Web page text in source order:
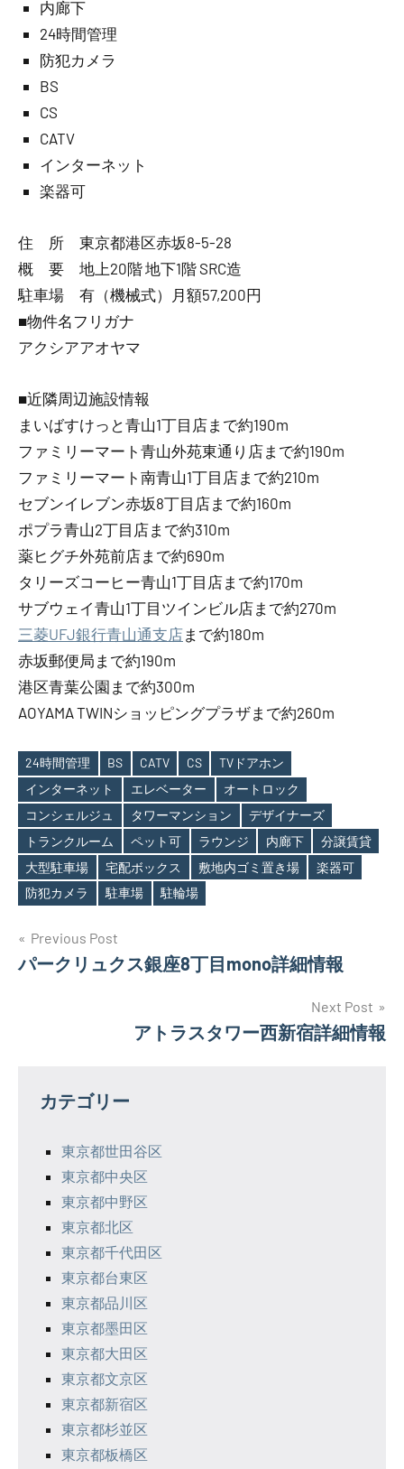
内廊下
24時間管理
防犯カメラ
BS
CS
CATV
インターネット
楽器可
住 所 東京都港区赤坂8-5-28
概 要 地上20階 地下1階 SRC造
駐車場 有（機械式）月額57,200円
■物件名フリガナ
アクシアアオヤマ
■近隣周辺施設情報
まいばすけっと青山1丁目店まで約190m
ファミリーマート青山外苑東通り店まで約190m
ファミリーマート南青山1丁目店まで約210m
セブンイレブン赤坂8丁目店まで約160m
ポプラ青山2丁目店まで約310m
薬ヒグチ外苑前店まで約690m
タリーズコーヒー青山1丁目店まで約170m
サブウェイ青山1丁目ツインビル店まで約270m
三菱UFJ銀行青山通支店まで約180m
赤坂郵便局まで約190m
港区青葉公園まで約300m
AOYAMA TWINショッピングプラザまで約260m
Tags
24時間管理 BS CATV CS
TVドアホン
インターネット
エレベーター
オートロック
コンシェルジュ
タワーマンション
デザイナーズ
トランクルーム
ペット可 ラウンジ 内廊下
分譲賃貸
大型駐車場
宅配ボックス 敷地内ゴミ置き場
楽器可
防犯カメラ
駐車場 駐輪場
投
稿
ー
Previous Post
パークリュクス銀座8丁目mono詳細情報
Next Post
アトラスタワー西新宿詳細情報
カテゴリー
東京都世田谷区
東京都中央区
東京都中野区
東京都北区
東京都千代田区
東京都台東区
東京都品川区
東京都墨田区
東京都大田区
東京都文京区
東京都新宿区
東京都杉並区
東京都板橋区